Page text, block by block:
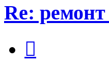
Re: